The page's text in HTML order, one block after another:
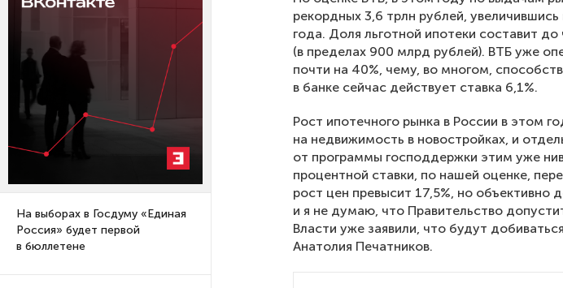
На выборах в Госдуму «Единая
Россия» будет первой
в бюллетене
рекордных 3,6 трлн рублей,
года. Доля льготной ипотеки составит
(в пределах 900 млрд рублей). ВТБ уже
почти на 40%, чему, во многом,
в банке сейчас действует ставка 6,1%.
Рост ипотечного рынка в России в этом
на недвижимость в новостройках, и
от программы господдержки этим уже
процентной ставки, по нашей оценке,
рост цен превысит 17,5%, но объективно
и я не думаю, что Правительство
Власти уже заявили, что будут
Анатолия Печатников.